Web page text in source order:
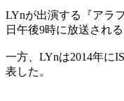
LYnが出演する『アラ
日午後9時に放送される
一方、LYnは2014年に
表した。